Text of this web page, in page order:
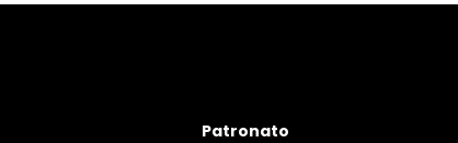
Patronato